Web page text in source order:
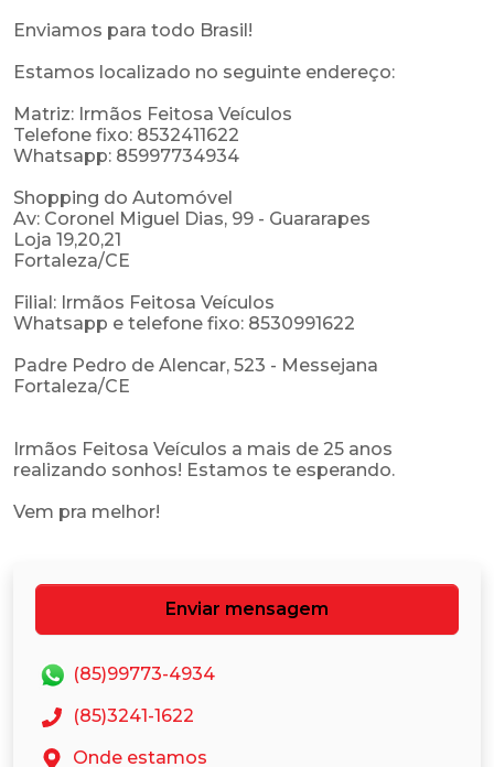
Enviamos para todo Brasil!
Estamos localizado no seguinte endereço:
Matriz: Irmãos Feitosa Veículos
Telefone fixo: 8532411622
Whatsapp: 85997734934
Shopping do Automóvel
Av: Coronel Miguel Dias, 99 - Guararapes
Loja 19,20,21
Fortaleza/CE
Filial: Irmãos Feitosa Veículos
Whatsapp e telefone fixo: 8530991622
Padre Pedro de Alencar, 523 - Messejana
Fortaleza/CE
Irmãos Feitosa Veículos a mais de 25 anos
realizando sonhos! Estamos te esperando.
Enviar mensagem
(85)99773-4934
(85)3241-1622
Onde estamos